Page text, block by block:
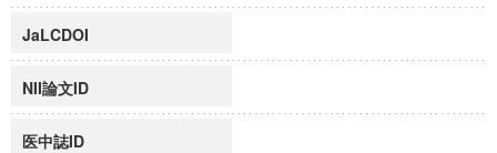
JaLCDOI
NII論文ID
医中誌ID